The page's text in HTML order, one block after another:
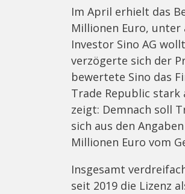
Im April erhielt das
Millionen Euro, unter
Investor Sino AG
verzögerte sich der
bewertete Sino das
Trade Republic stark
zeigt: Demnach soll
sich aus den
Millionen Euro vom
Insgesamt
seit 2019 die Lizenz